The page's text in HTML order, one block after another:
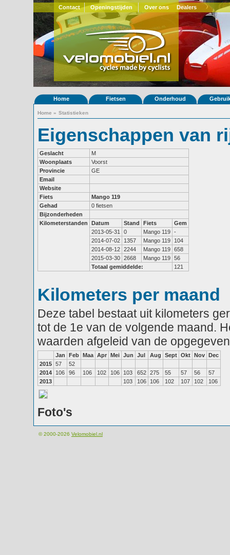
Contact Openingstijden Over ons Dealers
Home Fietsen Onderhoud
Home » Statistieken
Eigenschappen van
Geslacht
M
Woonplaats
Voorst
Provincie
GE
Email
Website
Fiets
Mango 119
Gehad
0 fietsen
Bijzonderheden
Kilometerstanden
Datum Stand Fiets
Gem
2013-05-31
0 Mango 119 -
2014-07-02
1357 Mango 119
104
2014-08-12 2244 Mango 119 658
2015-03-30 2668 Mango 119 56
Totaal gemiddelde:
121
Kilometers per maand
Deze tabel bestaat uit kilometers
tot de 1e van de volgende maand.
waarden afgeleid van de
Jan Feb Maa Apr Mei Jun Jul Aug Sept Okt Nov Dec
2015 57
52
2014
106 96 106 102 106 103 652 275 55 57 56
57
2013
103 106 106 102 107 102 106
Foto's
© 2000-2026 Velomobiel.nl